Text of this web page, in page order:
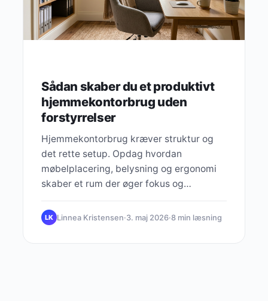
Sådan skaber du et produktivt
hjemmekontorbrug uden
forstyrrelser
Hjemmekontorbrug kræver struktur og
det rette setup. Opdag hvordan
møbelplacering, belysning og ergonomi
skaber et rum der øger fokus og
LK Linnea Kristensen·3. maj 2026·8 min læsning